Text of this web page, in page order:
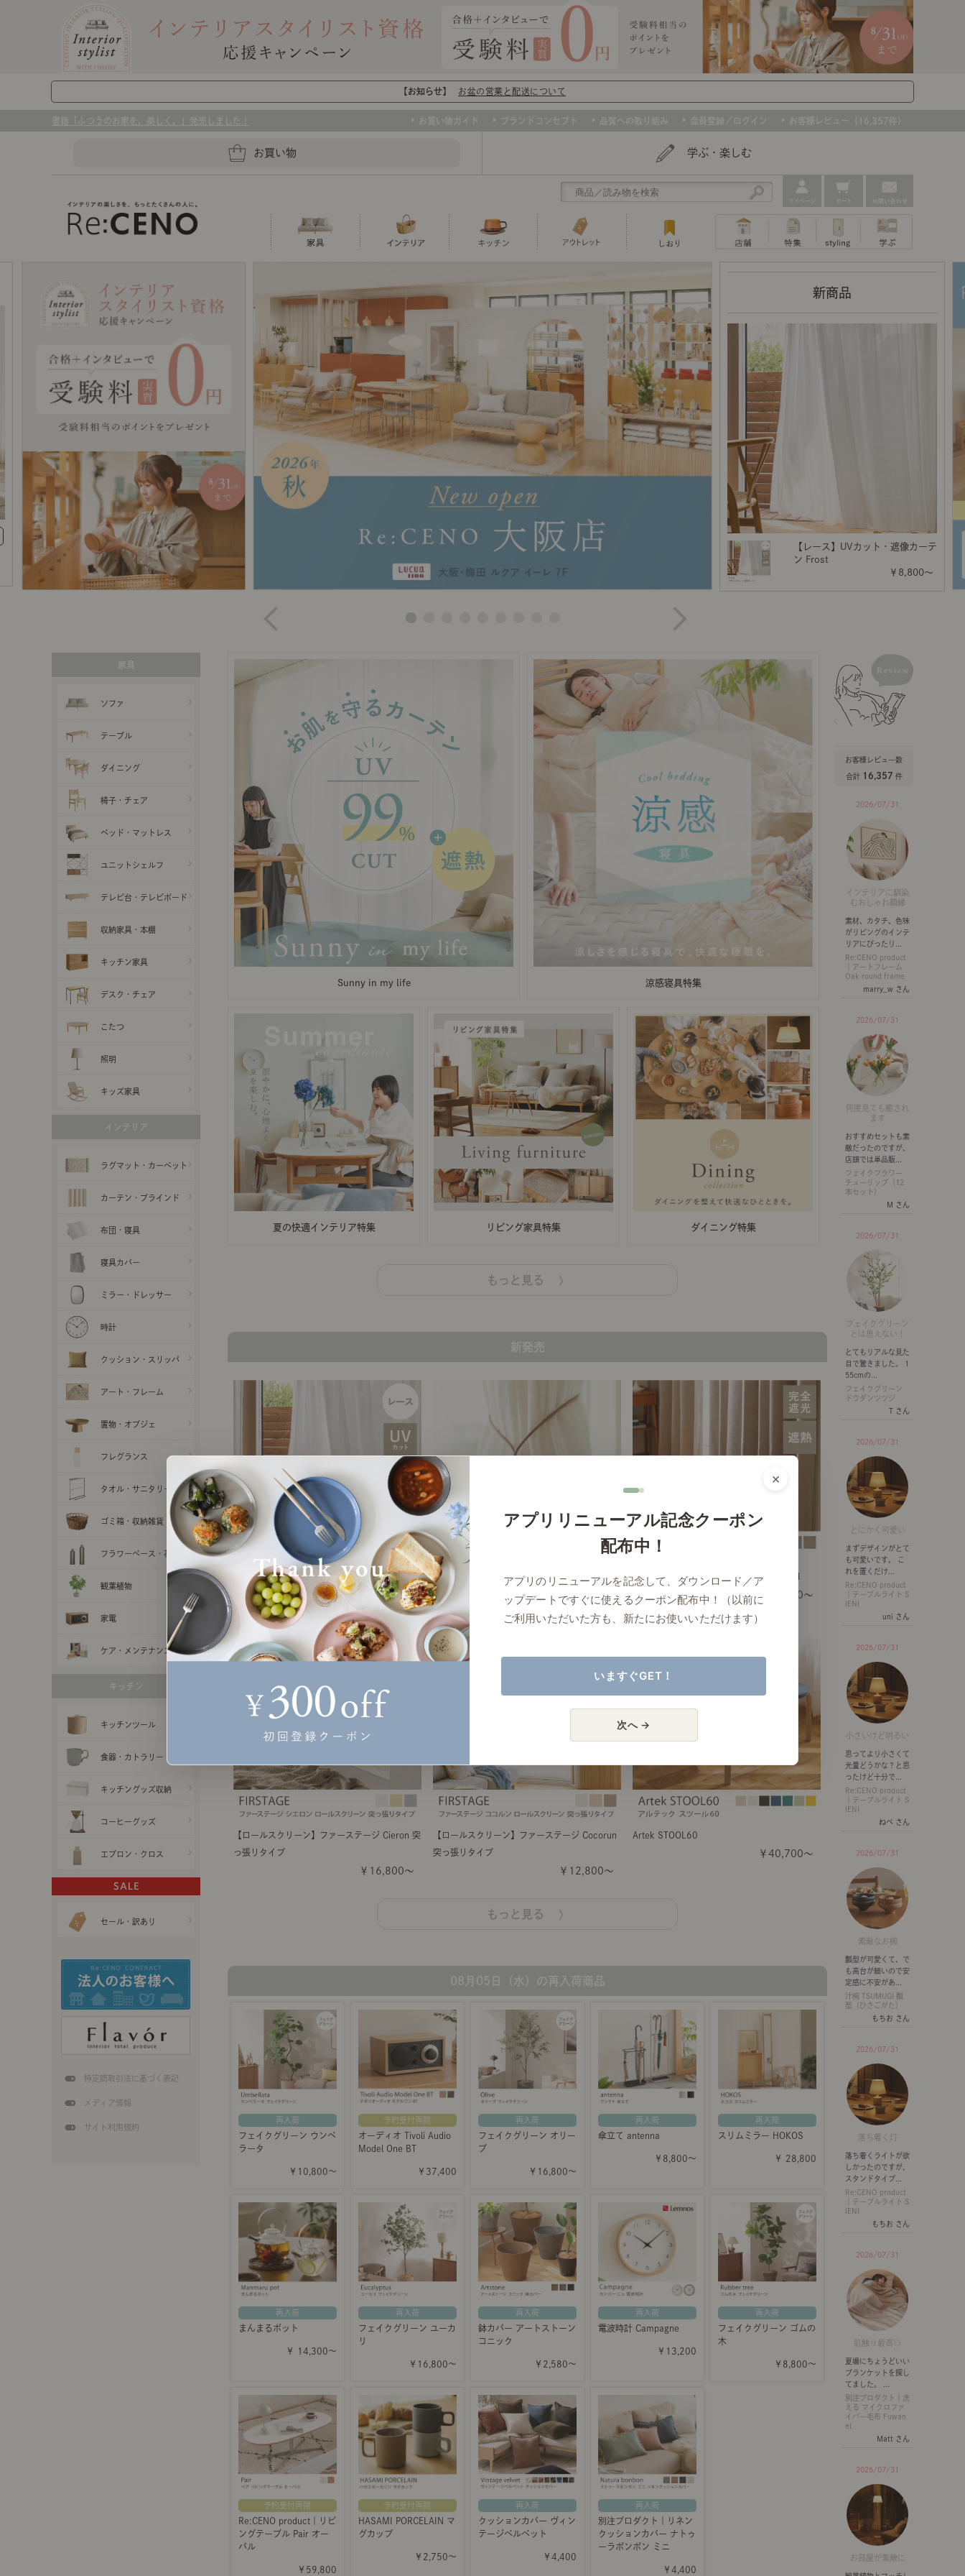
【お知らせ】 お盆の営業と配送について
書籍「ふつうのお家を、美しく。」発売しました！ お買い物ガイド ブランドコンセプト 品質への取り組み 会員登録／ログイン お客様レビュー（16,357件）
お買い物 学ぶ・楽しむ
ベッド ユニットシェルフ 収納家具・本棚
デスク・チェア 照明
「あぐらをかける」ソファー
ケア用品 クッション・スリッパ
タオル・サニタリー 収納雑貨 アート・フレーム 置物・オブジェ
フレグランス フラワーベース・花瓶 観葉植物
お肌を守るレースカーテン
プレート・お皿 保存容器
コーヒーグッズ エプロン・クロス
キッチンツール
組み合わせて作るキッチン収納
ソファー、ラグ、ベッド、照明など、欲
しいインテリアをお得な価格で！
撮影などで使用したインテリアを、数量
トップ
展示アイテム
アクセス
展示アイテム
展示アイテム
アクセス
トップ
展示アイテム
アクセス
Sunny in my life 涼感寝具特集 夏の快適インテリア特集 リビング家具特集
センスのいらないインテリア｜お部屋づくりの
センスのいらないインテリア｜ベーススタイリ
ング編
センスのいらないインテリア｜ポイントスタイ
リング編
ナチュラルヴィンテージを知る
ナチュラルヴィンテージ実例 ナチュラルヴィンテージの基本
インテリアを学ぶ
コーディネートの基本 ディスプレイの基本 お手入れの基本 コツとノウハウ（動画） リビングの基本
ダイニングの基本 収納の基本 書斎の基本
照明の基本 カーテンの基本
インテリアを楽しむ
みんなのエッセイ Let's DIY！ 植物と暮らそう 本と音楽と映画
おすすめカフェ 日々のできごと
お仕事レポート お店だより
特集
AGRAソファのこと ナチュラルヴィンテージの作り方
ルームツアー モーニングルーティン Vlog「ときどき、古いもの」 Vlog「晴れのち、キッチン」
Vlog「日々うらら」 Vlog「にわかに、暮らせば。」 ナチュラルヴィンテージの作り方 コーディネートレッスン
新商品
【レース】UVカット・遮像カーテ
ン Frost
￥8,800～
お客様レビュー数
合計 16,357 件
2026/07/31
インテリアに馴染
むおしゃれ額縁
素材、カタチ、色味
がリビングのインテ
リアにぴったり...
Re:CENO product
｜アートフレーム
Oak round frame
marry_w さん
2026/07/31
何度見ても癒され
ます
おすすめセットも素
敵だったのですが、
店頭では単品販...
フェイクフラワー
チューリップ（12
本セット）
M さん
2026/07/31
フェイクグリーン
とは思えない！
とてもリアルな見た
目で驚きました。 1
55cmの...
フェイクグリーン
ドウダンツツジ
T さん
2026/07/31
とにかく可愛い
まずデザインがとて
も可愛いです。 こ
れを置くだけ...
Re:CENO product
｜テーブルライト S
IENI
uni さん
2026/07/31
小さいけど明るい
思ってより小さくて
光量どうかな？と思
ったけど十分で...
Re:CENO product
｜テーブルライト S
IENI
ねべ さん
2026/07/31
素敵なお椀
瓢型が可愛くて、で
も高台が細いので安
定感に不安があ...
汁椀 TSUMUGI 瓢
型（ひさごがた）
もちお さん
2026/07/31
落ち着く灯
落ち着くライトが欲
しかったのですが、
スタンドタイプ...
Re:CENO product
｜テーブルライト S
IENI
もちお さん
2026/07/31
肌触り最高◎
夏場にちょうどいい
ブランケットを探し
てました。 ...
別注プロダクト｜洗
える マイクロファ
イバー毛布 Fuwan
el
Matt さん
2026/07/31
お部屋が素敵に
Sunny in my life 涼感寝具特集
夏の快適インテリア特集 リビング家具特集 ダイニング特集
もっと見る
新発売
【レース】UVカット・遮像カーテン Frost
￥8,800～
Re:CENO product｜カーテンタッセル TIEL
￥2,980～
【ドレープ】完全遮光 遮音 カーテン Sand
￥10,800～
【ロールスクリーン】ファーステージ Cieron 突
っ張りタイプ
￥16,800～
【ロールスクリーン】ファーステージ Cocorun
突っ張りタイプ
￥12,800～
Artek STOOL60
￥40,700～
もっと見る
08月05日（水）の再入荷商品
再入荷
フェイクグリーン ウンベ
ラータ
￥10,800～
予約受付再開
オーディオ Tivoli Audio
Model One BT
￥37,400
再入荷
フェイクグリーン オリー
ブ
￥16,800～
再入荷
傘立て antenna
￥8,800～
再入荷
スリムミラー HOKOS
￥ 28,800
再入荷
まんまるポット
￥ 14,300～
再入荷
フェイクグリーン ユーカ
リ
￥16,800～
再入荷
鉢カバー アートストーン
コニック
￥2,580～
再入荷
電波時計 Campagne
￥13,200
再入荷
フェイクグリーン ゴムの
木
￥8,800～
予約受付再開
Re:CENO product｜リビ
ングテーブル Pair オー
バル
￥59,800
予約受付再開
HASAMI PORCELAIN マ
グカップ
￥2,750～
再入荷
クッションカバー ヴィン
テージベルベット
￥4,400
再入荷
別注プロダクト｜リネン
クッションカバー ナトゥ
ーラボンボン ミニ
￥4,400
家具
ソファ
テーブル
ダイニング
椅子・チェア
ベッド・マットレス
ユニットシェルフ
テレビ台・テレビボード
収納家具・本棚
キッチン家具
デスク・チェア
こたつ
照明
キッズ家具
インテリア
ラグマット・カーペット
カーテン・ブラインド
布団・寝具
寝具カバー
ミラー・ドレッサー
時計
クッション・スリッパ
アート・フレーム
置物・オブジェ
フレグランス
タオル・サニタリー
ゴミ箱・収納雑貨
フラワーベース・花瓶
観葉植物
家電
ケア・メンテナンス用品
キッチン
キッチンツール
食器・カトラリー
キッチングッズ収納
コーヒーグッズ
エプロン・クロス
セール・訳あり
特定商取引法に基づく表記
メディア情報
サイト利用規約
×
アプリリニューアル記念クーポン
配布中！
アプリのリニューアルを記念して、ダウンロード／ア
ップデートですぐに使えるクーポン配布中！（以前に
ご利用いただいた方も、新たにお使いいただけます）
いますぐGET！
次へ →